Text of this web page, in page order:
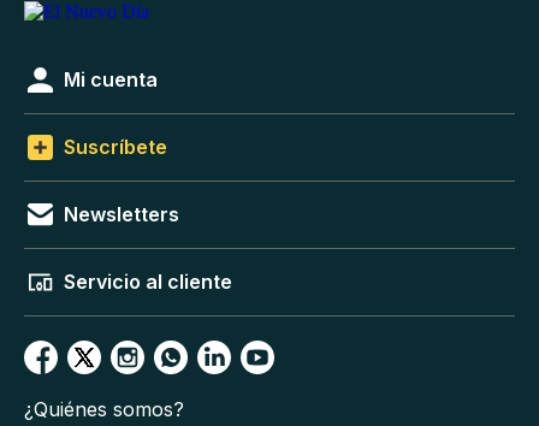
Mi cuenta
Suscríbete
Newsletters
Servicio al cliente
¿Quiénes somos?